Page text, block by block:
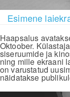
Esimene
Haapsalus
Oktoober.
siseruumide ja
ning mille ekraani
on varustatud
näidatakse